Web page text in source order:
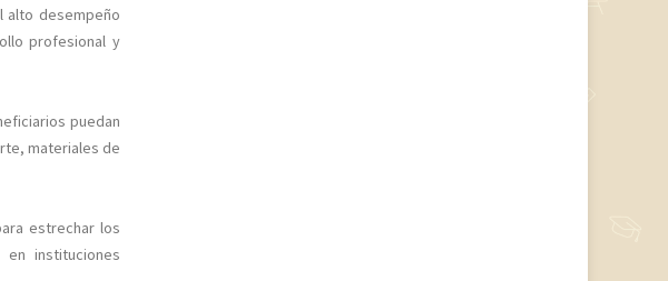
alto desempeño
profesional y
puedan
materiales de
estrechar los
instituciones